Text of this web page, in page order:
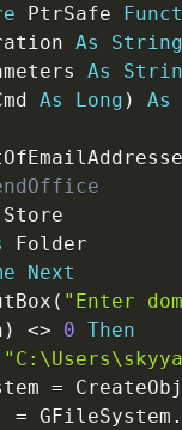
PtrSafe
As String
As
As Long ) As
Next
( "Enter
) <> 0 Then
=
= GFileSystem .